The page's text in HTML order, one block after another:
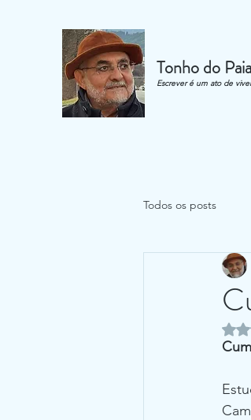
Tonho do
Escrever é um ato de
Todos os posts